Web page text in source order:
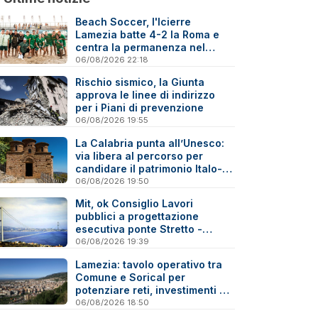
Beach Soccer, l'Icierre
Lamezia batte 4-2 la Roma e
centra la permanenza nel
massimo torneo nazionale
06/08/2026 22:18
Rischio sismico, la Giunta
approva le linee di indirizzo
per i Piani di prevenzione
06/08/2026 19:55
La Calabria punta all’Unesco:
via libera al percorso per
candidare il patrimonio Italo-
Greco medievale
06/08/2026 19:50
Mit, ok Consiglio Lavori
pubblici a progettazione
esecutiva ponte Stretto -
Reazioni
06/08/2026 19:39
Lamezia: tavolo operativo tra
Comune e Sorical per
potenziare reti, investimenti e
manutenzione
06/08/2026 18:50